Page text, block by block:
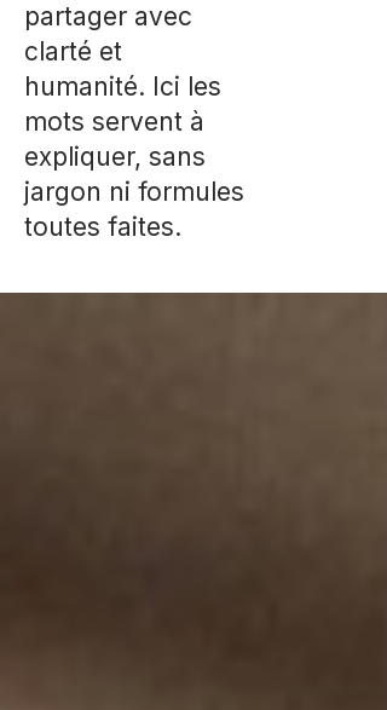
partager avec
clarté et
humanité. Ici les
mots servent à
expliquer, sans
jargon ni formules
toutes faites.